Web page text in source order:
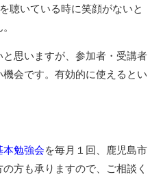
聴いている時に笑顔がないと
思いますが、参加者・受講者
会です。有効的に使えるとい
本勉強会を毎月１回、鹿児島市
方も承りますので、ご相談く